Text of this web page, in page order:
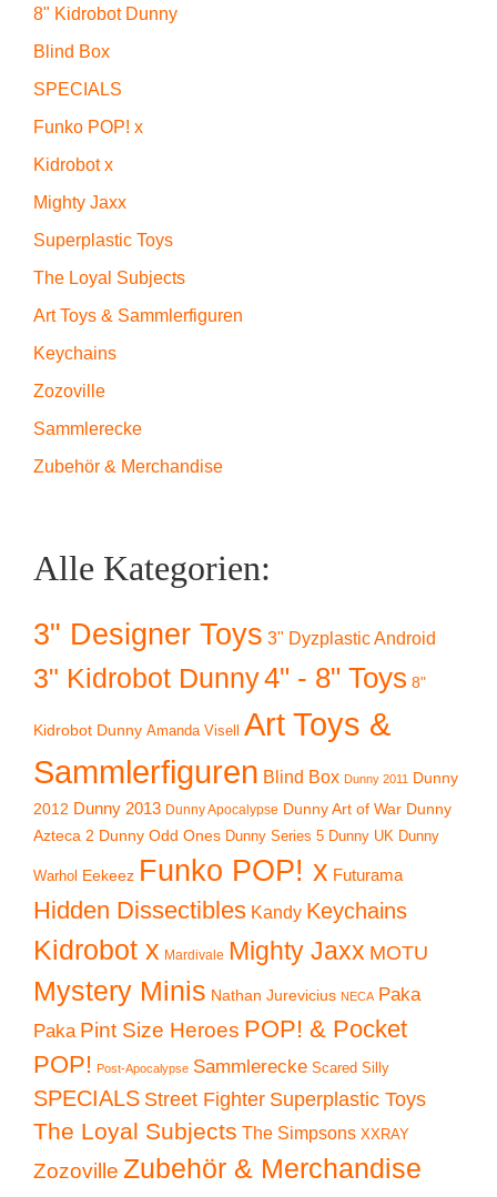
8" Kidrobot Dunny
Blind Box
SPECIALS
Funko POP! x
Kidrobot x
Mighty Jaxx
Superplastic Toys
The Loyal Subjects
Art Toys & Sammlerfiguren
Keychains
Zozoville
Sammlerecke
Zubehör & Merchandise
Alle Kategorien:
3" Designer Toys 3" Dyzplastic Android
3" Kidrobot Dunny4" - 8" Toys 8"
Kidrobot Dunny Amanda Visell Art Toys &
Sammlerfiguren Blind Box Dunny 2011 Dunny
2012 Dunny 2013 Dunny Apocalypse Dunny Art of War Dunny
Azteca 2 Dunny Odd Ones Dunny Series 5 Dunny UK Dunny
Warhol Eekeez Funko POP! x Futurama
Hidden Dissectibles Kandy Keychains
Kidrobot x Mardivale Mighty Jaxx MOTU
Mystery Minis Nathan Jurevicius NECA Paka
Paka Pint Size Heroes POP! & Pocket
POP! Post-Apocalypse Sammlerecke Scared Silly
SPECIALS Street Fighter Superplastic Toys
The Loyal Subjects The Simpsons XXRAY
Zozoville Zubehör & Merchandise